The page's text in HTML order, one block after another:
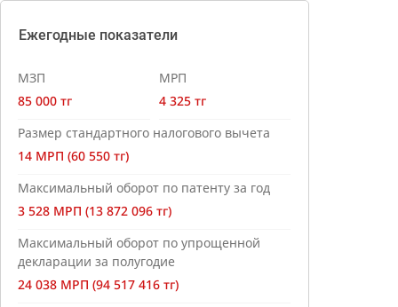
Ежегодные показатели
МЗП
85 000 тг
МРП
4 325 тг
Размер стандартного налогового вычета
14 МРП (60 550 тг)
Максимальный оборот по патенту за год
3 528 МРП (13 872 096 тг)
Максимальный оборот по упрощенной
декларации за полугодие
24 038 МРП (94 517 416 тг)